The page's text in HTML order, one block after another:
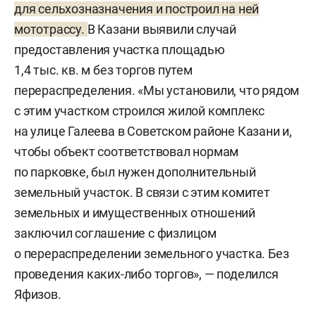
для сельхозназначения и построил на ней
мототрассу. В Казани выявили случай
предоставления участка площадью
1,4 тыс. кв. м без торгов путем
перераспределения. «Мы установили, что рядом
с этим участком строился жилой комплекс
на улице Галеева в Советском районе Казани и,
чтобы объект соответствовал нормам
по парковке, был нужен дополнительный
земельный участок. В связи с этим комитет
земельных и имущественных отношений
заключил соглашение с физлицом
о перераспределении земельного участка. Без
проведения каких-либо торгов», — поделился
Яфизов.